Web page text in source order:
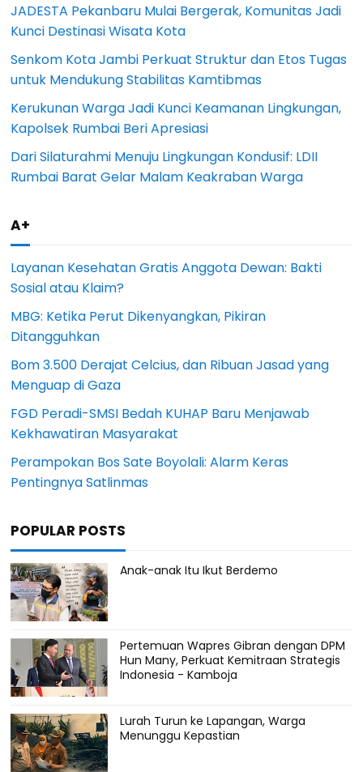
JADESTA Pekanbaru Mulai Bergerak, Komunitas Jadi
Kunci Destinasi Wisata Kota
Senkom Kota Jambi Perkuat Struktur dan Etos Tugas
untuk Mendukung Stabilitas Kamtibmas
Kerukunan Warga Jadi Kunci Keamanan Lingkungan,
Kapolsek Rumbai Beri Apresiasi
Dari Silaturahmi Menuju Lingkungan Kondusif: LDII
Rumbai Barat Gelar Malam Keakraban Warga
A+
Layanan Kesehatan Gratis Anggota Dewan: Bakti
Sosial atau Klaim?
MBG: Ketika Perut Dikenyangkan, Pikiran
Ditangguhkan
Bom 3.500 Derajat Celcius, dan Ribuan Jasad yang
Menguap di Gaza
FGD Peradi-SMSI Bedah KUHAP Baru Menjawab
Kekhawatiran Masyarakat
Perampokan Bos Sate Boyolali: Alarm Keras
Pentingnya Satlinmas
POPULAR POSTS
Anak-anak Itu Ikut Berdemo
Pertemuan Wapres Gibran dengan DPM
Hun Many, Perkuat Kemitraan Strategis
Indonesia - Kamboja
Lurah Turun ke Lapangan, Warga
Menunggu Kepastian